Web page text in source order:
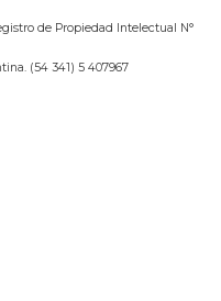
de Propiedad Intelectual N°
(54 341) 5 407967